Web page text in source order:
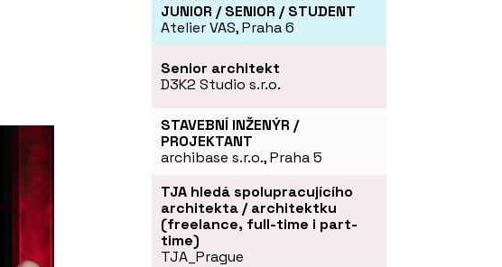
JUNIOR / SENIOR / STUDENT
Atelier VAS, Praha 6
Senior architekt
D3K2 Studio s.r.o.
STAVEBNÍ INŽENÝR /
PROJEKTANT
archibase s.r.o., Praha 5
TJA hledá spolupracujícího
architekta / architektku
(freelance, full-time i part-
time)
TJA_Prague